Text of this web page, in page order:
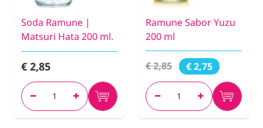
Soda Ramune |
Matsuri Hata 200 ml.
€ 2,85
Ramune Sabor Yuzu
200 ml
€ 2,85 € 2,75